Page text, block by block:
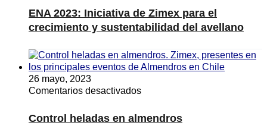
2023:
Iniciativa
de
para
el
y
del
ENA 2023: Iniciativa de Zimex para el
crecimiento y sustentabilidad del avellano
26 mayo, 2023
Comentarios desactivadosen
heladas
en
Control heladas en almendros